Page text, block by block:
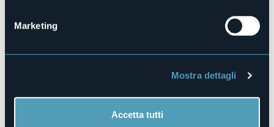
Marketing
Mostra dettagli
Accetta tutti